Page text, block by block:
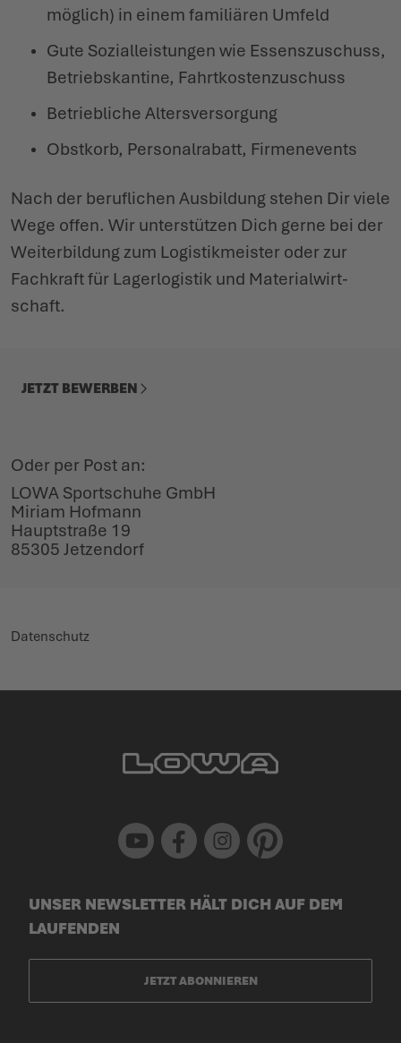
möglich) in einem fami­liären Umfeld
Gute Sozi­al­leistungen wie Essens­zu­schuss,
Betriebs­kantine, Fahrt­kos­ten­zu­schuss
Betriebliche Alters­ver­sorgung
Obstkorb, Personalrabatt, Firmenevents
Nach der beruf­lichen Ausbildung stehen Dir viele
Wege offen. Wir unter­stützen Dich gerne bei der
Weiter­bildung zum Logis­tik­meister oder zur
Fachkraft für Lager­lo­gistik und Mate­ri­a­l­wirt­
schaft.
JETZT BEWERBEN
Oder per Post an:
LOWA Sportschuhe GmbH
Miriam Hofmann
Hauptstraße 19
85305 Jetzendorf
Datenschutz
Youtube Facebook Instagram Pinterest
UNSER NEWSLETTER HÄLT DICH AUF DEM
LAUFENDEN
JETZT ABONNIEREN